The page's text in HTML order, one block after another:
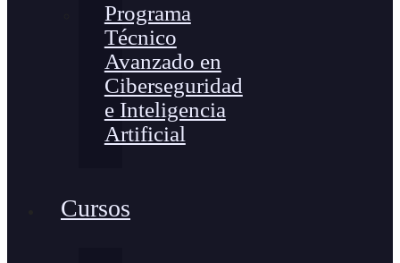
Programa
Técnico
Avanzado en
Ciberseguridad
e Inteligencia
Artificial
Cursos